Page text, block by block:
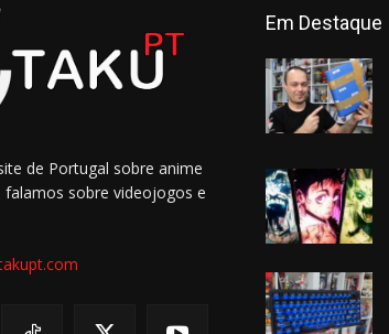
de Portugal sobre anime
sobre videojogos e
Em Destaque